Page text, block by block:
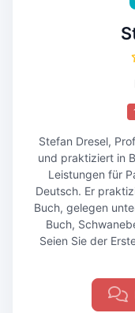
Stefan Dresel,
und praktiziert in
Leistungen für
Deutsch. Er
Buch, gelegen
Buch,
Seien Sie der